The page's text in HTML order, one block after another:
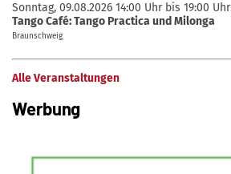
Sonntag, 09.08.2026 14:00 Uhr bis 19:00 Uhr
Tango Café: Tango Practica und Milonga
Braunschweig
Alle Veranstaltungen
Werbung